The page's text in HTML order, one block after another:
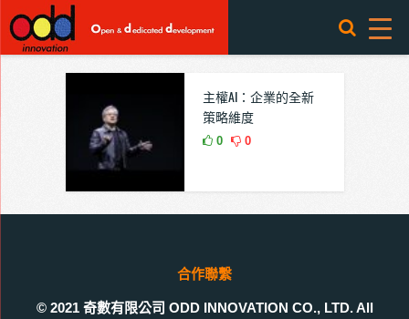
主權AI：企業的全新
策略維度
0 0
合作聯繫
© 2021 奇數有限公司 ODD INNOVATION CO., LTD. All